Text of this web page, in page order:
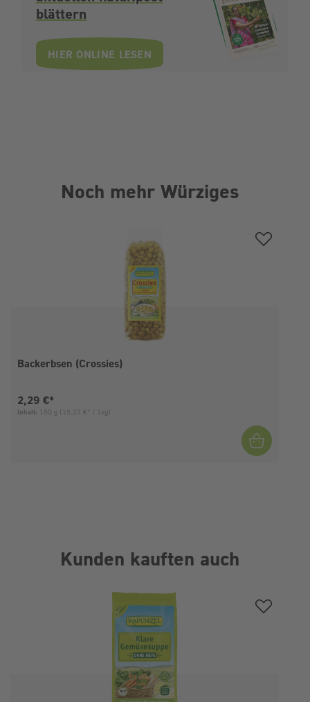
blättern
HIER ONLINE LESEN
Noch mehr Würziges
Backerbsen (Crossies)
Aktueller Preis:
2,29 €*
Inhalt: 150 g (15,27 €* / 1kg)
Kunden kauften auch